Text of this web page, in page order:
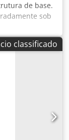
de base.
sob
de
em
máx.: 80 mm
- 3200 1/min
mm Avanço
da mesa:
mm Cabeça
fuso / mesa: 95
390
de elevação:
/ 1,5 kW (400
classificado